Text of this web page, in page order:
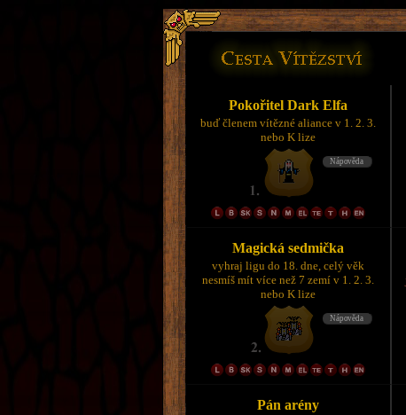
Pokořitel Dark Elfa
buď členem vítězné aliance v 1. 2. 3.
nebo K lize
Magická sedmička
vyhraj ligu do 18. dne, celý věk
nesmíš mít více než 7 zemí v 1. 2. 3.
nebo K lize
Pán arény